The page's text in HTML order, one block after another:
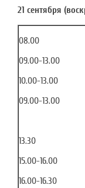
21 сентября
08.00
09.00-13.00
10.00-13.00
09.00-13.00
13.30
15.00-16.00
16.00-16.30